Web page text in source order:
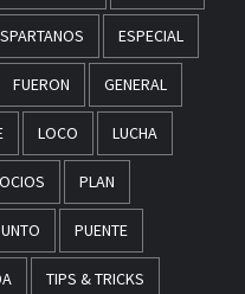
ESPECIAL
FUERON GENERAL
LOCO LUCHA
PLAN
PUENTE
TIPS & TRICKS